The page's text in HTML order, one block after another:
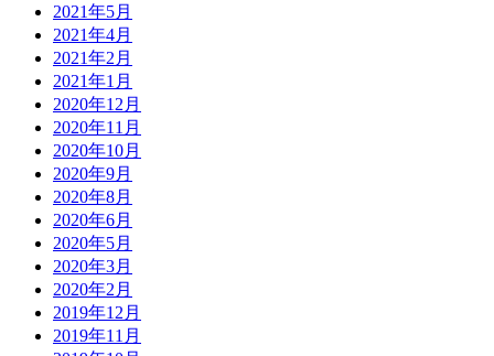
2021年5月
2021年4月
2021年2月
2021年1月
2020年12月
2020年11月
2020年10月
2020年9月
2020年8月
2020年6月
2020年5月
2020年3月
2020年2月
2019年12月
2019年11月